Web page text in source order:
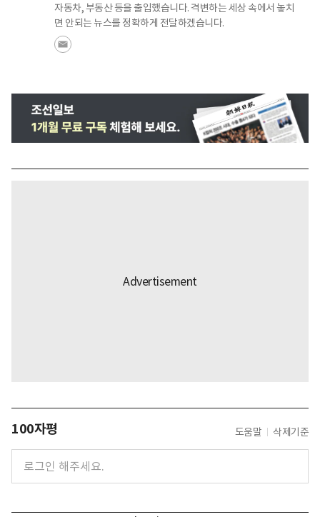
자동차, 부동산 등을 출입했습니다. 격변하는 세상 속에서 놓치
면 안되는 뉴스를 정확하게 전달하겠습니다.
100자평 도움말 삭제기준